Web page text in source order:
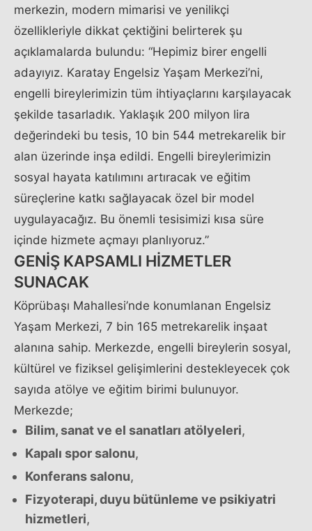
merkezin, modern mimarisi ve yenilikçi
özellikleriyle dikkat çektiğini belirterek şu
açıklamalarda bulundu: “Hepimiz birer engelli
adayıyız. Karatay Engelsiz Yaşam Merkezi’ni,
engelli bireylerimizin tüm ihtiyaçlarını karşılayacak
şekilde tasarladık. Yaklaşık 200 milyon lira
değerindeki bu tesis, 10 bin 544 metrekarelik bir
alan üzerinde inşa edildi. Engelli bireylerimizin
sosyal hayata katılımını artıracak ve eğitim
süreçlerine katkı sağlayacak özel bir model
uygulayacağız. Bu önemli tesisimizi kısa süre
içinde hizmete açmayı planlıyoruz.”
GENİŞ KAPSAMLI HİZMETLER
SUNACAK
Köprübaşı Mahallesi’nde konumlanan Engelsiz
Yaşam Merkezi, 7 bin 165 metrekarelik inşaat
alanına sahip. Merkezde, engelli bireylerin sosyal,
kültürel ve fiziksel gelişimlerini destekleyecek çok
sayıda atölye ve eğitim birimi bulunuyor.
Merkezde;
Bilim, sanat ve el sanatları atölyeleri,
Kapalı spor salonu,
Konferans salonu,
Fizyoterapi, duyu bütünleme ve psikiyatri
hizmetleri,